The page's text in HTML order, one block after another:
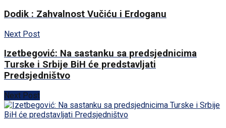
Dodik : Zahvalnost Vučiću i Erdoganu
Next Post
Izetbegović: Na sastanku sa predsjednicima
Turske i Srbije BiH će predstavljati
Predsjedništvo
Next Post